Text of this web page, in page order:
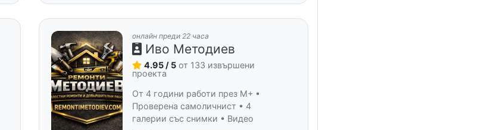
онлайн преди 22 часа
Иво Методиев
4.95 / 5 от 133 извършени
проекта
От 4 години работи през M+ •
Проверена самоличнист • 4
галерии със снимки • Видео